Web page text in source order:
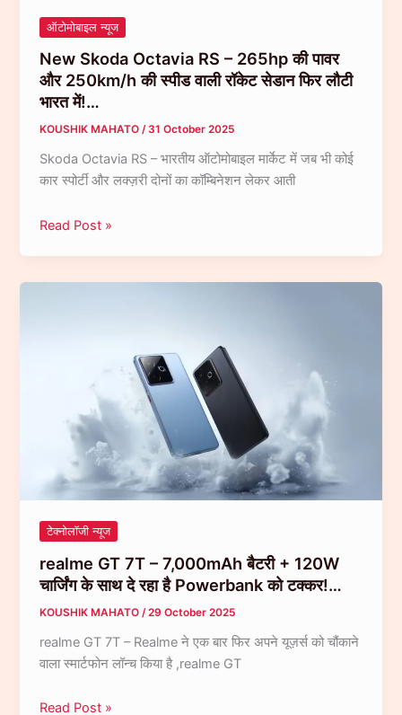
साथ
बना
अब
तक
का
सबसे
Premium
Foldable
ऑटोमोबाइल न्यूज
New Skoda Octavia RS – 265hp की पावर
और 250km/h की स्पीड वाली रॉकेट सेडान फिर लौटी
भारत में!…
KOUSHIK MAHATO/ 31 October 2025
Skoda Octavia RS – भारतीय ऑटोमोबाइल मार्केट में जब भी कोई
कार स्पोर्टी और लक्ज़री दोनों का कॉम्बिनेशन लेकर आती
New
250km/h
वाली
रॉकेट
सेडान
लौटी
भारत
में!…
Read Post »
टेक्नोलॉजी न्यूज
realme GT 7T – 7,000mAh बैटरी + 120W
चार्जिंग के साथ दे रहा है Powerbank को टक्कर!…
KOUSHIK MAHATO/29 October 2025
realme GT 7T – Realme ने एक बार फिर अपने यूज़र्स को चौंकाने
वाला स्मार्टफोन लॉन्च किया है ,realme GT
realme
Read Post »